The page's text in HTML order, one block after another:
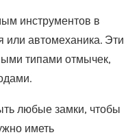
инструментов в
или автомеханика. Эти
типами отмычек,
любые замки, чтобы
иметь